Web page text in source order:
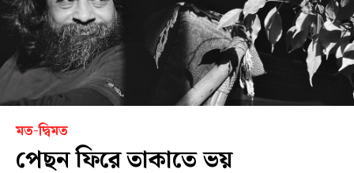
মত-দ্বিমত
পেছন ফিরে তাকাতে ভয়